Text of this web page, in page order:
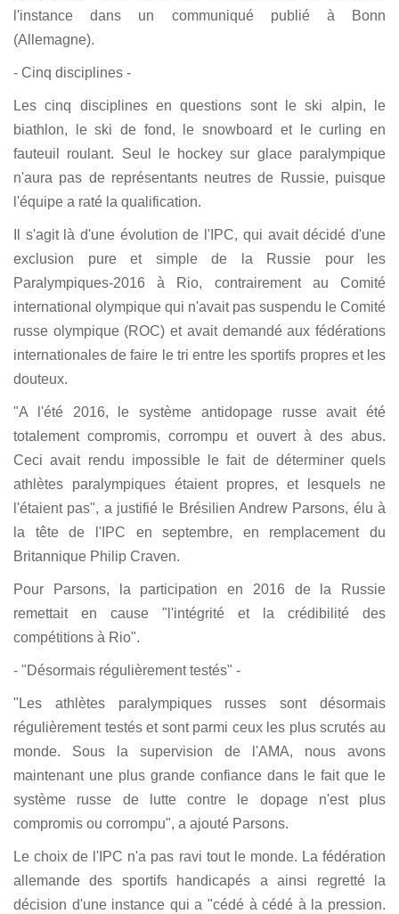
l'instance dans un communiqué publié à Bonn
(Allemagne).
- Cinq disciplines -
Les cinq disciplines en questions sont le ski alpin, le
biathlon, le ski de fond, le snowboard et le curling en
fauteuil roulant. Seul le hockey sur glace paralympique
n'aura pas de représentants neutres de Russie, puisque
l'équipe a raté la qualification.
Il s'agit là d'une évolution de l'IPC, qui avait décidé d'une
exclusion pure et simple de la Russie pour les
Paralympiques-2016 à Rio, contrairement au Comité
international olympique qui n'avait pas suspendu le Comité
russe olympique (ROC) et avait demandé aux fédérations
internationales de faire le tri entre les sportifs propres et les
douteux.
"A l'été 2016, le système antidopage russe avait été
totalement compromis, corrompu et ouvert à des abus.
Ceci avait rendu impossible le fait de déterminer quels
athlètes paralympiques étaient propres, et lesquels ne
l'étaient pas", a justifié le Brésilien Andrew Parsons, élu à
la tête de l'IPC en septembre, en remplacement du
Britannique Philip Craven.
Pour Parsons, la participation en 2016 de la Russie
remettait en cause "l'intégrité et la crédibilité des
compétitions à Rio".
- "Désormais régulièrement testés" -
"Les athlètes paralympiques russes sont désormais
régulièrement testés et sont parmi ceux les plus scrutés au
monde. Sous la supervision de l'AMA, nous avons
maintenant une plus grande confiance dans le fait que le
système russe de lutte contre le dopage n'est plus
compromis ou corrompu", a ajouté Parsons.
Le choix de l'IPC n'a pas ravi tout le monde. La fédération
allemande des sportifs handicapés a ainsi regretté la
décision d'une instance qui a "cédé à cédé à la pression.